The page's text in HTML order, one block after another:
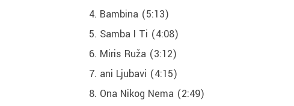
Bambina (5:13)
Samba I Ti (4:08)
Miris Ruža (3:12)
ani Ljubavi (4:15)
Ona Nikog Nema (2:49)